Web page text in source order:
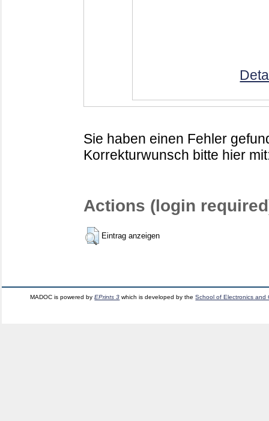
Sie haben einen Fehler
Korrekturwunsch bitte hier
Actions (login
Eintrag anzeigen
MADOC is powered byEPrints 3 which is developed by theSchool of Electronics and